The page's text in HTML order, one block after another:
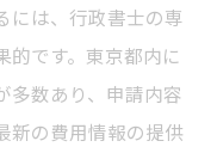
には、行政書士の専
的です。東京都内に
多数あり、申請内容
新の費用情報の提供